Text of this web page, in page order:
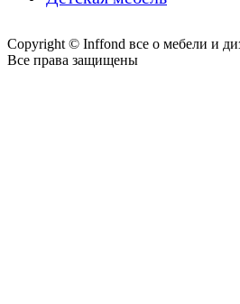
Copyright © Inffond все о мебели и
Все права защищены